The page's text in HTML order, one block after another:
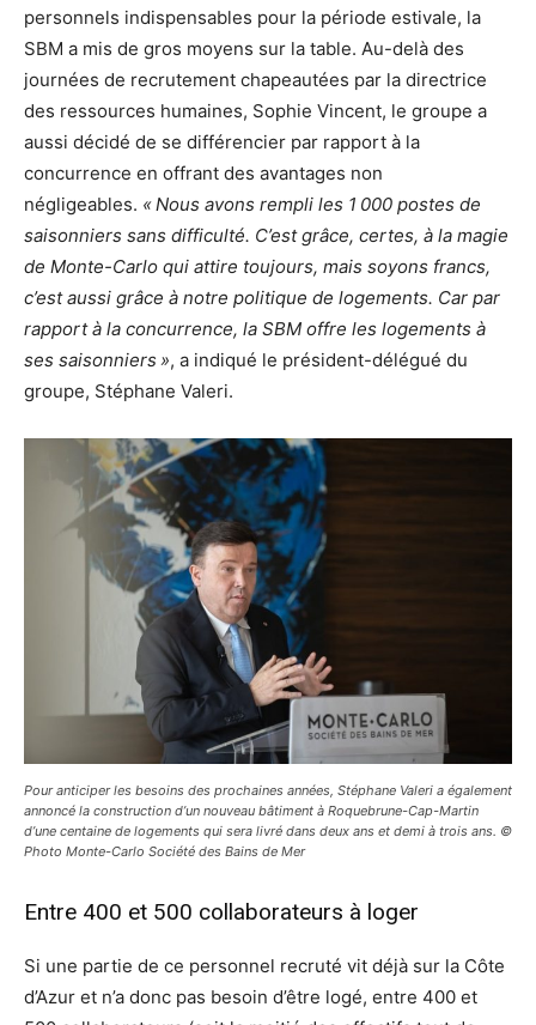
personnels indispensables pour la période estivale, la
SBM a mis de gros moyens sur la table. Au-delà des
journées de recrutement chapeautées par la directrice
des ressources humaines, Sophie Vincent, le groupe a
aussi décidé de se différencier par rapport à la
concurrence en offrant des avantages non
négligeables. « Nous avons rempli les 1 000 postes de
saisonniers sans difficulté. C’est grâce, certes, à la magie
de Monte-Carlo qui attire toujours, mais soyons francs,
c’est aussi grâce à notre politique de logements. Car par
rapport à la concurrence, la SBM offre les logements à
ses saisonniers », a indiqué le président-délégué du
groupe, Stéphane Valeri.
Pour anticiper les besoins des prochaines années, Stéphane Valeri a également
annoncé la construction d’un nouveau bâtiment à Roquebrune-Cap-Martin
d’une centaine de logements qui sera livré dans deux ans et demi à trois ans. ©
Photo Monte-Carlo Société des Bains de Mer
Entre 400 et 500 collaborateurs à loger
Si une partie de ce personnel recruté vit déjà sur la Côte
d’Azur et n’a donc pas besoin d’être logé, entre 400 et